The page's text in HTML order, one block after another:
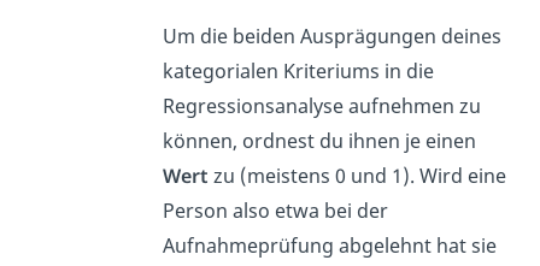
Um die beiden Ausprägungen deines
kategorialen Kriteriums in die
Regressionsanalyse aufnehmen zu
können, ordnest du ihnen je einen
Wert zu (meistens 0 und 1). Wird eine
Person also etwa bei der
Aufnahmeprüfung abgelehnt hat sie